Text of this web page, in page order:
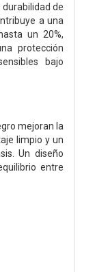
de
a una
un 20%,
protección
bajo
mejoran la
limpio y un
Un diseño
entre